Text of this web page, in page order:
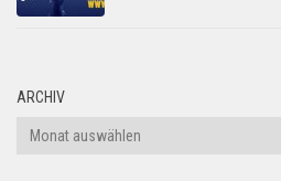
ARCHIV
Archiv